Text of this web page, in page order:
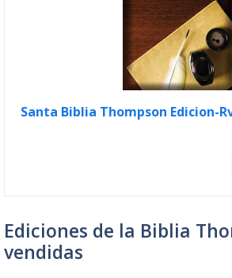
Santa Biblia Thompson Edicion-
Ediciones de la Biblia
vendidas